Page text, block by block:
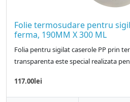
Folie termosudare pentru
ferma, 190MM X 300 ML
Folia pentru sigilat caserole PP prin
transparenta este special realizata
117.00lei